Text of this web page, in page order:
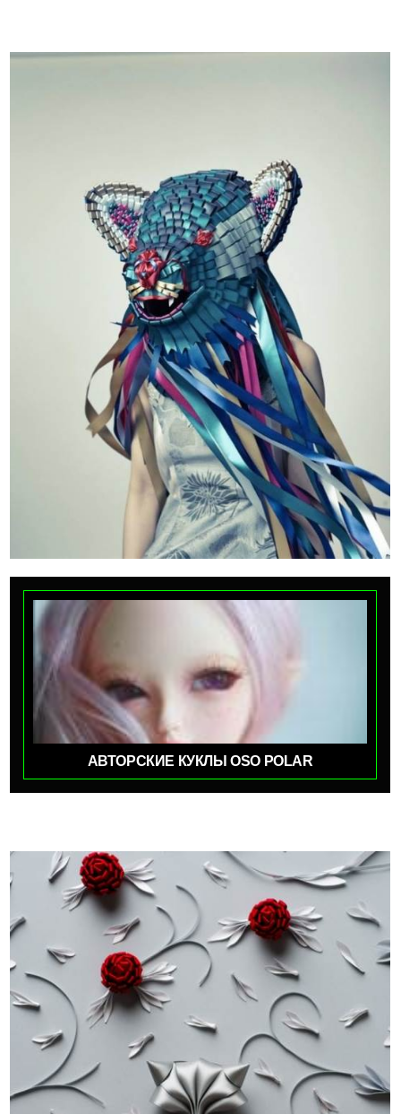
АВТОРСКИЕ КУКЛЫ OSO POLAR